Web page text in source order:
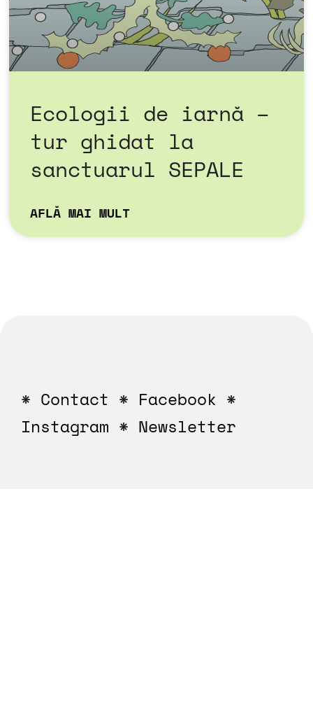
Ecologii de iarnă –
tur ghidat la
sanctuarul SEPALE
AFLĂ MAI MULT
* Contact * Facebook *
Instagram * Newsletter